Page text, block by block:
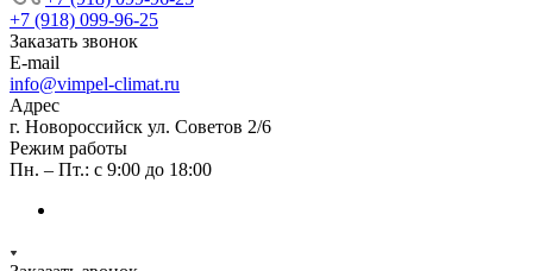
+7 (918) 099-96-25
Заказать звонок
E-mail
info@vimpel-climat.ru
Адрес
г. Новороссийск ул. Советов 2/6
Режим работы
Пн. – Пт.: с 9:00 до 18:00